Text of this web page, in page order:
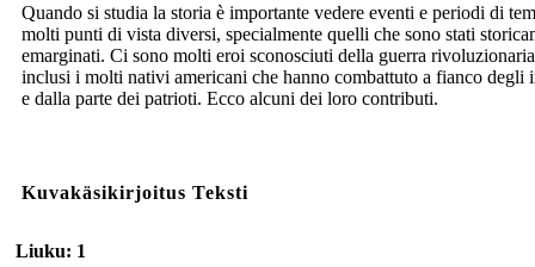
Quando si studia la storia è importante vedere eventi e periodi di
molti punti di vista diversi, specialmente quelli che sono stati
emarginati. Ci sono molti eroi sconosciuti della guerra
inclusi i molti nativi americani che hanno combattuto a fianco degli
e dalla parte dei patrioti. Ecco alcuni dei loro contributi.
Kuvakäsikirjoitus Teksti
Liuku: 1